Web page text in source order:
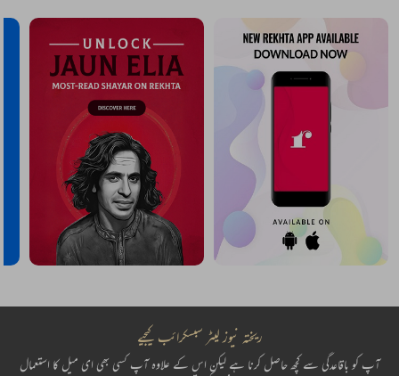
ریختہ نیوز لیٹر سبسکرائب کیجیے
آپ کو باقاعدگی سے کچھ حاصل کرنا ہے لیکن اس کے علاوہ آپ کسی بھی ای میل کا استعمال